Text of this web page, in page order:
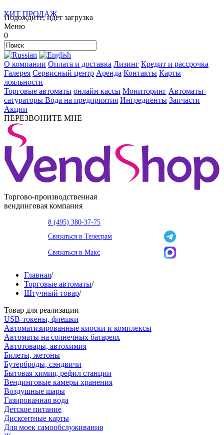
Подождите, идет загрузка
Меню
0
О компании Оплата и доставка Лизинг Кредит и рассрочка
Галерея Сервисный центр Аренда Контакты Карты
лояльности
Торговые автоматы онлайн кассы Мониторинг Автоматы-
сатураторы Вода на предприятия Ингредиенты Запчасти
Акции
ПЕРЕЗВОНИТЕ МНЕ
Торгово-производственная
вендинговая компания
8 (495) 380-37-75
Связаться в Телеграм
Связаться в Макс
Главная/
Торговые автоматы/
Штучный товар/
Товар для реализации
USB-токены, флешки
Автоматизированные киоски и комплексы
Автоматы на солнечных батареях
Автотовары, автохимия
Билеты, жетоны
Бутерброды, сэндвичи
Бытовая химия, рефил станции
Вендинговые камеры хранения
Воздушные шары
Газированная вода
Детское питание
Дисконтные карты
Для моек самообслуживания
ХИТ ПРОДАЖ